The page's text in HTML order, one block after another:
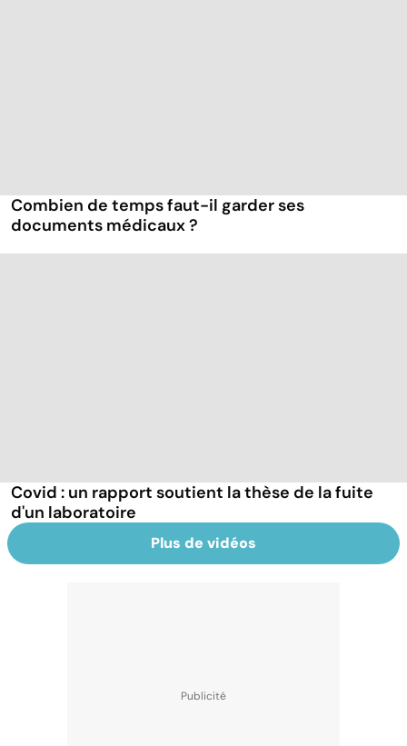
Combien de temps faut-il garder ses
documents médicaux ?
Covid : un rapport soutient la thèse de la fuite
d'un laboratoire
Plus de vidéos